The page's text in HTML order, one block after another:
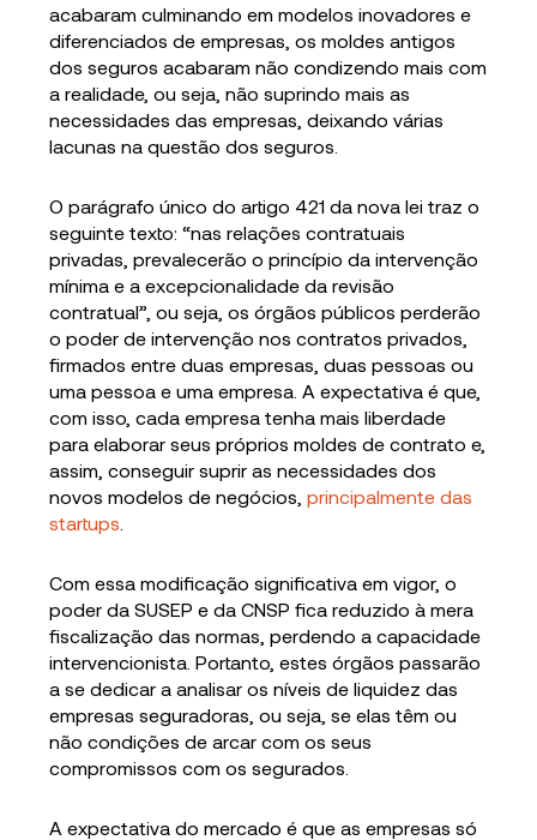
acabaram culminando em modelos inovadores e
diferenciados de empresas, os moldes antigos
dos seguros acabaram não condizendo mais com
a realidade, ou seja, não suprindo mais as
necessidades das empresas, deixando várias
lacunas na questão dos seguros.
O parágrafo único do artigo 421 da nova lei traz o
seguinte texto: “nas relações contratuais
privadas, prevalecerão o princípio da intervenção
mínima e a excepcionalidade da revisão
contratual”, ou seja, os órgãos públicos perderão
o poder de intervenção nos contratos privados,
firmados entre duas empresas, duas pessoas ou
uma pessoa e uma empresa. A expectativa é que,
com isso, cada empresa tenha mais liberdade
para elaborar seus próprios moldes de contrato e,
assim, conseguir suprir as necessidades dos
novos modelos de negócios, principalmente das
startups
Com essa modificação significativa em vigor, o
poder da SUSEP e da CNSP fica reduzido à mera
fiscalização das normas, perdendo a capacidade
intervencionista. Portanto, estes órgãos passarão
a se dedicar a analisar os níveis de liquidez das
empresas seguradoras, ou seja, se elas têm ou
não condições de arcar com os seus
compromissos com os segurados.
A expectativa do mercado é que as empresas só